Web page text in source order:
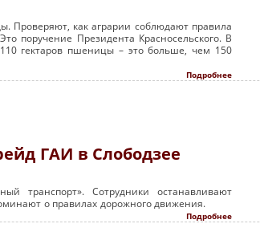
Проверяют, как аграрии соблюдают правила
поручение Президента Красносельского. В
гектаров пшеницы – это больше, чем 150
Подробнее
ГАИ в Слободзее
транспорт». Сотрудники останавливают
о правилах дорожного движения.
Подробнее